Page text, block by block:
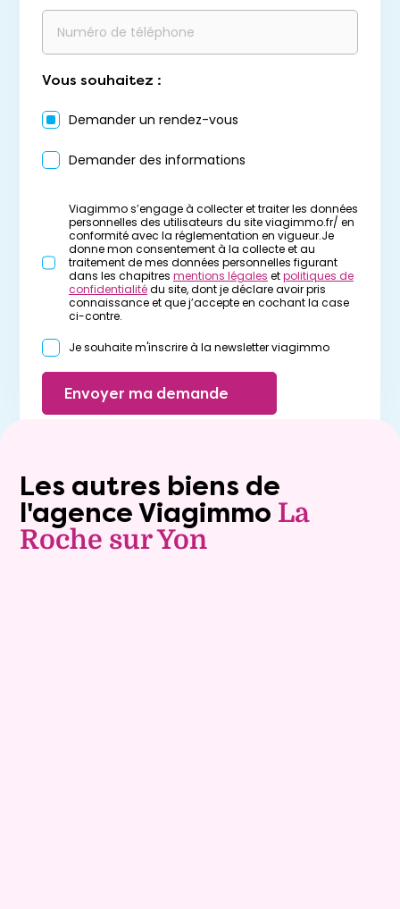
Vous souhaitez :
Demander un rendez-vous
Demander des informations
Viagimmo s’engage à collecter et traiter les données
personnelles des utilisateurs du site viagimmo.fr/ en
conformité avec la réglementation en vigueur.Je
donne mon consentement à la collecte et au
traitement de mes données personnelles figurant
dans les chapitres mentions légales etpolitiques de
confidentialitédu site, dont je déclare avoir pris
connaissance et que j’accepte en cochant la case
ci-contre.
Je souhaite m'inscrire à la newsletter viagimmo
Envoyer ma demande
Les autres biens de
l'agence Viagimmo La
Roche sur Yon